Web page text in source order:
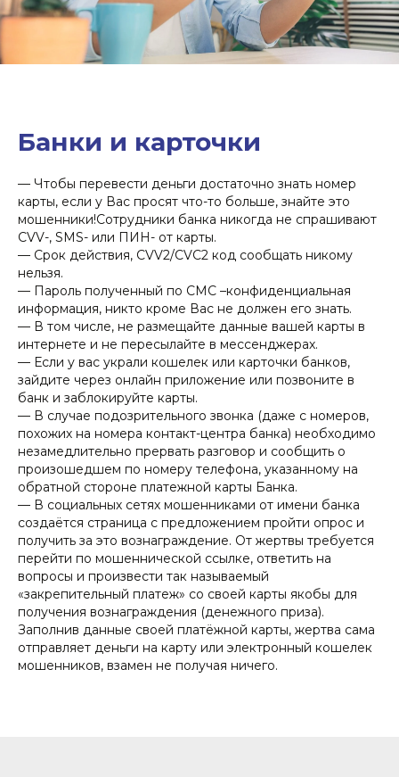
Банки и карточки
— Чтобы перевести деньги достаточно знать номер
карты, если у Вас просят что-то больше, знайте это
мошенники!Сотрудники банка никогда не спрашивают
CVV-, SMS- или ПИН- от карты.
— Срок действия, CVV2/CVC2 код сообщать никому
нельзя.
— Пароль полученный по СМС –конфиденциальная
информация, никто кроме Вас не должен его знать.
— В том числе, не размещайте данные вашей карты в
интернете и не пересылайте в мессенджерах.
— Если у вас украли кошелек или карточки банков,
зайдите через онлайн приложение или позвоните в
банк и заблокируйте карты.
— В случае подозрительного звонка (даже с номеров,
похожих на номера контакт-центра банка) необходимо
незамедлительно прервать разговор и сообщить о
произошедшем по номеру телефона, указанному на
обратной стороне платежной карты Банка.
— В социальных сетях мошенниками от имени банка
создаётся страница с предложением пройти опрос и
получить за это вознаграждение. От жертвы требуется
перейти по мошеннической ссылке, ответить на
вопросы и произвести так называемый
«закрепительный платеж» со своей карты якобы для
получения вознаграждения (денежного приза).
Заполнив данные своей платёжной карты, жертва сама
отправляет деньги на карту или электронный кошелек
мошенников, взамен не получая ничего.